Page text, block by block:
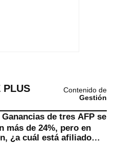
PLUS
Contenido de
Gestión
Ganancias de tres AFP se
más de 24%, pero en
¿a cuál está afiliado